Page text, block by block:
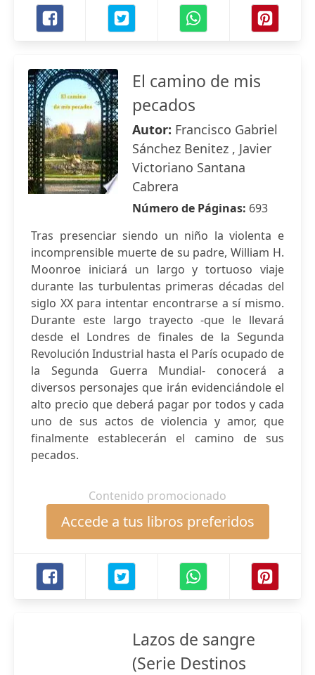
El camino de mis
pecados
Autor: Francisco Gabriel
Sánchez Benitez , Javier
Victoriano Santana
Cabrera
Número de Páginas: 693
Tras presenciar siendo un niño la violenta e
incomprensible muerte de su padre, William H.
Moonroe iniciará un largo y tortuoso viaje
durante las turbulentas primeras décadas del
siglo XX para intentar encontrarse a sí mismo.
Durante este largo trayecto -que le llevará
desde el Londres de finales de la Segunda
Revolución Industrial hasta el París ocupado de
la Segunda Guerra Mundial- conocerá a
diversos personajes que irán evidenciándole el
alto precio que deberá pagar por todos y cada
uno de sus actos de violencia y amor, que
finalmente establecerán el camino de sus
pecados.
Contenido promocionado
Accede a tus libros preferidos
Lazos de sangre
(Serie Destinos